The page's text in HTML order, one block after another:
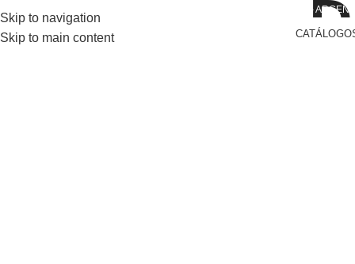
Skip to navigation
Skip to main content
AV. DEL LIBERTADOR 6602 - CABA -
CATÁLOGO